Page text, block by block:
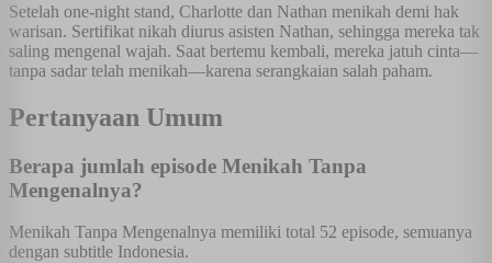
Setelah one-night stand, Charlotte dan Nathan menikah demi hak
warisan. Sertifikat nikah diurus asisten Nathan, sehingga mereka tak
saling mengenal wajah. Saat bertemu kembali, mereka jatuh cinta—
tanpa sadar telah menikah—karena serangkaian salah paham.
Pertanyaan Umum
Berapa jumlah episode Menikah Tanpa
Mengenalnya?
Menikah Tanpa Mengenalnya memiliki total 52 episode, semuanya
dengan subtitle Indonesia.